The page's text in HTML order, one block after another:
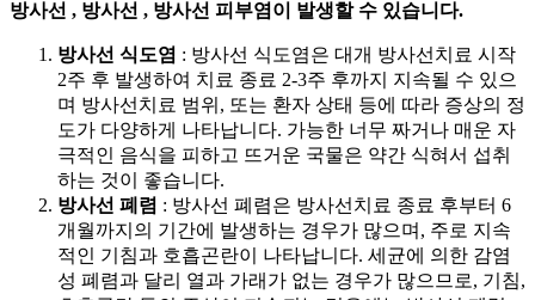
방사선 , 방사선 , 방사선 피부염이 발생할 수 있습니다.
방사선 식도염 : 방사선 식도염은 대개 방사선치료 시작
2주 후 발생하여 치료 종료 2-3주 후까지 지속될 수 있으
며 방사선치료 범위, 또는 환자 상태 등에 따라 증상의 정
도가 다양하게 나타납니다. 가능한 너무 짜거나 매운 자
극적인 음식을 피하고 뜨거운 국물은 약간 식혀서 섭취
하는 것이 좋습니다.
방사선 폐렴 : 방사선 폐렴은 방사선치료 종료 후부터 6
개월까지의 기간에 발생하는 경우가 많으며, 주로 지속
적인 기침과 호흡곤란이 나타납니다. 세균에 의한 감염
성 폐렴과 달리 열과 가래가 없는 경우가 많으므로, 기침,